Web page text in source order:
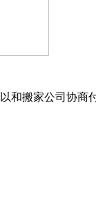
和搬家公司协商